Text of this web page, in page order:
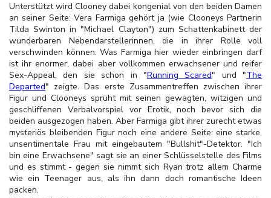
Unterstützt wird Clooney dabei kongenial von den beiden Damen
an seiner Seite: Vera Farmiga gehört ja (wie Clooneys Partnerin
Tilda Swinton in "Michael Clayton") zum Schattenkabinett der
wunderbaren Nebendarstellerinnen, die in ihrer Rolle voll
verschwinden können. Was Farmiga hier wieder einbringen darf
ist ihr enormer, dabei aber vollkommen erwachsener und reifer
Sex-Appeal, den sie schon in "Running Scared" und "The
Departed" zeigte. Das erste Zusammentreffen zwischen ihrer
Figur und Clooneys sprüht mit seinen gewagten, witzigen und
geschliffenen Verbalvorspiel vor Erotik, noch bevor sich die
beiden ausgezogen haben. Aber Farmiga gibt ihrer zurecht etwas
mysteriös bleibenden Figur noch eine andere Seite: eine starke,
unsentimentale Frau mit eingebautem "Bullshit"-Detektor. "Ich
bin eine Erwachsene" sagt sie an einer Schlüsselstelle des Films
und es stimmt - gegen sie nimmt sich Ryan trotz allem Charme
wie ein Teenager aus, als ihn dann doch romantische Ideen
packen.